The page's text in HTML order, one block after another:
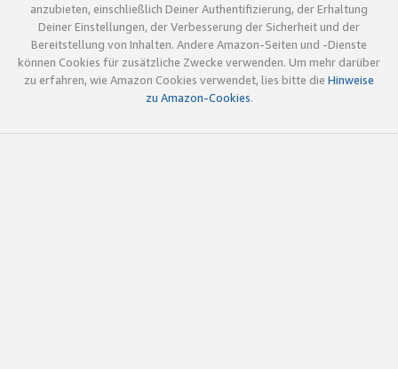
anzubieten, einschließlich Deiner Authentifizierung, der Erhaltung
Deiner Einstellungen, der Verbesserung der Sicherheit und der
Bereitstellung von Inhalten. Andere Amazon-Seiten und -Dienste
können Cookies für zusätzliche Zwecke verwenden. Um mehr darüber
zu erfahren, wie Amazon Cookies verwendet, lies bitte die Hinweise
zu Amazon-Cookies.